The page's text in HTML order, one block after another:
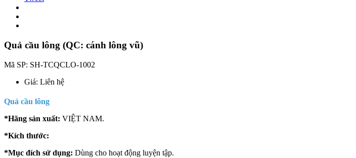
Quả cầu lông (QC: cánh lông vũ)
Mã SP: SH-TCQCLO-1002
Giá: Liên hệ
Quả cầu lông
*Hãng sản xuất: VIỆT NAM.
*Kích thước:
*Mục đích sử dụng: Dùng cho hoạt động luyện tập.